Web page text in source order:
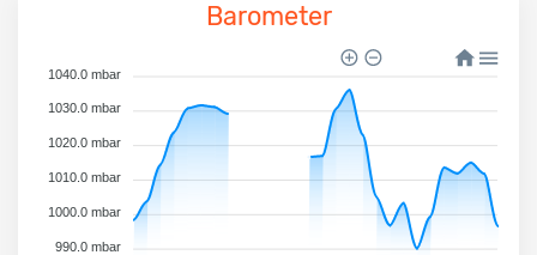
Barometer
1040.0 mbar
1030.0 mbar
1020.0 mbar
1010.0 mbar
1000.0 mbar
990.0 mbar